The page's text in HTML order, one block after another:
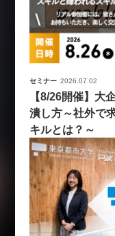
セミナー 2026.07.02
【8/26開催】大
潰し方～社外で
キルとは？～